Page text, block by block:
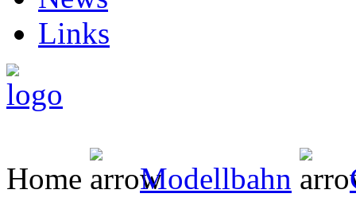
Links
Home Modellbahn